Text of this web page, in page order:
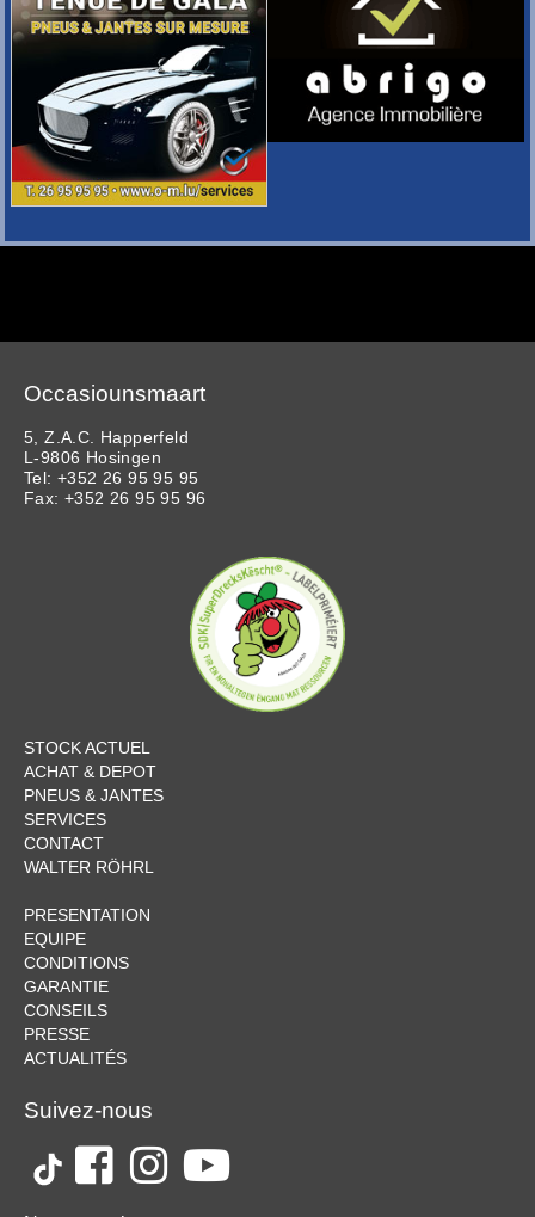
Occasiounsmaart
5, Z.A.C. Happerfeld
L-9806 Hosingen
Tel: +352 26 95 95 95
Fax: +352 26 95 95 96
STOCK ACTUEL
ACHAT & DEPOT
PNEUS & JANTES
SERVICES
CONTACT
WALTER RÖHRL
PRESENTATION
EQUIPE
CONDITIONS
GARANTIE
CONSEILS
PRESSE
ACTUALITÉS
Suivez-nous